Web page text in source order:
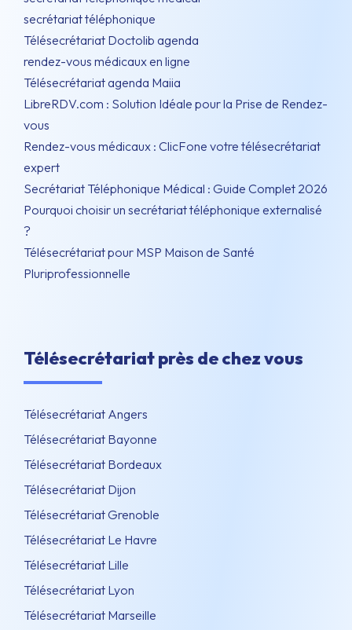
secrétariat téléphonique
Télésecrétariat Doctolib agenda
rendez-vous médicaux en ligne
Télésecrétariat agenda Maiia
LibreRDV.com : Solution Idéale pour la Prise de Rendez-
vous
Rendez-vous médicaux : ClicFone votre télésecrétariat
expert
Secrétariat Téléphonique Médical : Guide Complet 2026
Pourquoi choisir un secrétariat téléphonique externalisé
?
Télésecrétariat pour MSP Maison de Santé
Pluriprofessionnelle
Télésecrétariat près de chez vous
Télésecrétariat Angers
Télésecrétariat Bayonne
Télésecrétariat Bordeaux
Télésecrétariat Dijon
Télésecrétariat Grenoble
Télésecrétariat Le Havre
Télésecrétariat Lille
Télésecrétariat Lyon
Télésecrétariat Marseille